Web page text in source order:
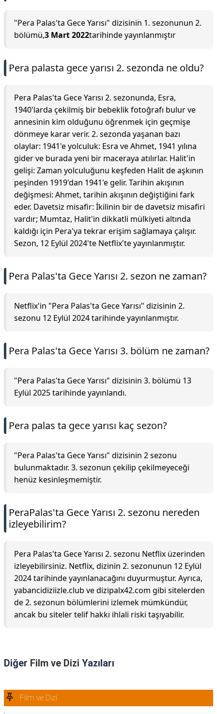
"Pera Palas'ta Gece Yarısı" dizisinin 1. sezonunun 2.
bölümü,3 Mart 2022tarihinde yayınlanmıştır
Pera palasta gece yarısı 2. sezonda ne oldu?
Pera Palas'ta Gece Yarısı 2. sezonunda, Esra,
1940'larda çekilmiş bir bebeklik fotoğrafı bulur ve
annesinin kim olduğunu öğrenmek için geçmişe
dönmeye karar verir. 2. sezonda yaşanan bazı
olaylar: 1941'e yolculuk: Esra ve Ahmet, 1941 yılına
gider ve burada yeni bir maceraya atılırlar. Halit'in
gelişi: Zaman yolculuğunu keşfeden Halit de aşkının
peşinden 1919'dan 1941'e gelir. Tarihin akışının
değişmesi: Ahmet, tarihin akışının değiştiğini fark
eder. Davetsiz misafir: İkilinin bir de davetsiz misafiri
vardır; Mumtaz, Halit'in dikkatli mülkiyeti altında
kaldığı için Pera'ya tekrar erişim sağlamaya çalışır.
Sezon, 12 Eylül 2024'te Netflix'te yayınlanmıştır.
Pera Palas'ta Gece Yarısı 2. sezon ne zaman?
Netflix'in "Pera Palas'ta Gece Yarısı" dizisinin 2.
sezonu 12 Eylül 2024 tarihinde yayınlanmıştır.
Pera Palas'ta Gece Yarısı 3. bölüm ne zaman?
"Pera Palas'ta Gece Yarısı" dizisinin 3. bölümü 13
Eylül 2025 tarihinde yayınlandı.
Pera palas ta gece yarısı kaç sezon?
"Pera Palas'ta Gece Yarısı" dizisinin 2 sezonu
bulunmaktadır. 3. sezonun çekilip çekilmeyeceği
henüz kesinleşmemiştir.
PeraPalas'ta Gece Yarısı 2. sezonu nereden
izleyebilirim?
Pera Palas'ta Gece Yarısı 2. sezonu Netflix üzerinden
izleyebilirsiniz. Netflix, dizinin 2. sezonunun 12 Eylül
2024 tarihinde yayınlanacağını duyurmuştur. Ayrıca,
yabancidiziizle.club ve dizipalx42.com gibi sitelerden
de 2. sezonun bölümlerini izlemek mümkündür,
ancak bu siteler telif hakkı ihlali riski taşıyabilir.
Diğer Film ve Dizi Yazıları
Film ve Dizi